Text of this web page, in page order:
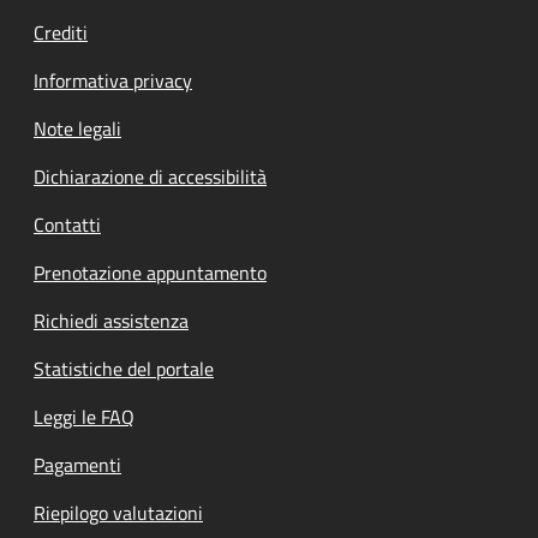
Crediti
Informativa privacy
Note legali
Dichiarazione di accessibilità
Contatti
Prenotazione appuntamento
Richiedi assistenza
Statistiche del portale
Leggi le FAQ
Pagamenti
Riepilogo valutazioni